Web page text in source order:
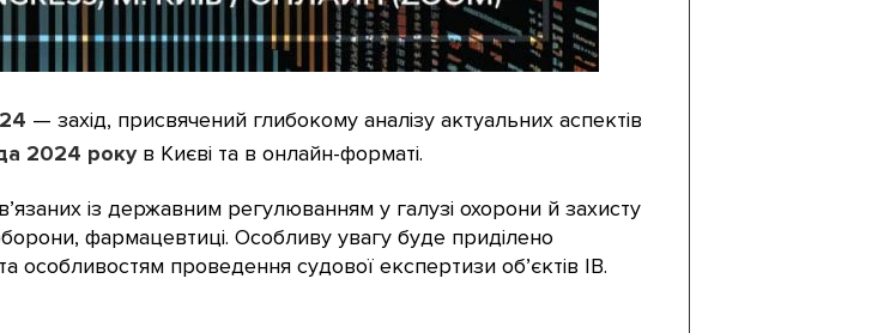
— захід, присвячений глибокому аналізу актуальних аспектів
2024 рокув Києві та в онлайн-форматі.
із державним регулюванням у галузі охорони й захисту
фармацевтиці. Особливу увагу буде приділено
особливостям проведення судової експертизи об’єктів ІВ.